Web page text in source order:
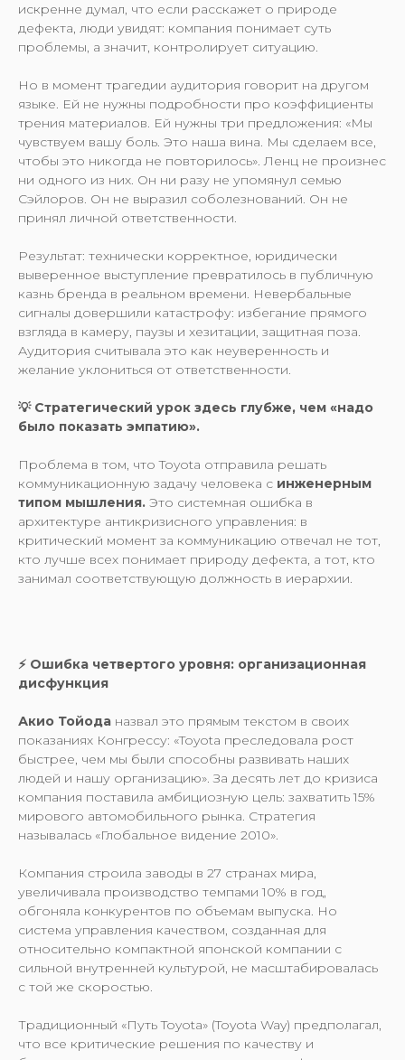
искренне думал, что если расскажет о природе
дефекта, люди увидят: компания понимает суть
проблемы, а значит, контролирует ситуацию.
Но в момент трагедии аудитория говорит на другом
языке. Ей не нужны подробности про коэффициенты
трения материалов. Ей нужны три предложения: «Мы
чувствуем вашу боль. Это наша вина. Мы сделаем все,
чтобы это никогда не повторилось». Ленц не произнес
ни одного из них. Он ни разу не упомянул семью
Сэйлоров. Он не выразил соболезнований. Он не
принял личной ответственности.
Результат: технически корректное, юридически
выверенное выступление превратилось в публичную
казнь бренда в реальном времени. Невербальные
сигналы довершили катастрофу: избегание прямого
взгляда в камеру, паузы и хезитации, защитная поза.
Аудитория считывала это как неуверенность и
желание уклониться от ответственности.
💡 Стратегический урок здесь глубже, чем «надо
было показать эмпатию».
Проблема в том, что Toyota отправила решать
коммуникационную задачу человека с инженерным
типом мышления. Это системная ошибка в
архитектуре антикризисного управления: в
критический момент за коммуникацию отвечал не тот,
кто лучше всех понимает природу дефекта, а тот, кто
занимал соответствующую должность в иерархии.
⚡️ Ошибка четвертого уровня: организационная
дисфункция
Акио Тойода назвал это прямым текстом в своих
показаниях Конгрессу: «Toyota преследовала рост
быстрее, чем мы были способны развивать наших
людей и нашу организацию». За десять лет до кризиса
компания поставила амбициозную цель: захватить 15%
мирового автомобильного рынка. Стратегия
называлась «Глобальное видение 2010».
Компания строила заводы в 27 странах мира,
увеличивала производство темпами 10% в год,
обгоняла конкурентов по объемам выпуска. Но
система управления качеством, созданная для
относительно компактной японской компании с
сильной внутренней культурой, не масштабировалась
с той же скоростью.
Традиционный «Путь Toyota» (Toyota Way) предполагал,
что все критические решения по качеству и